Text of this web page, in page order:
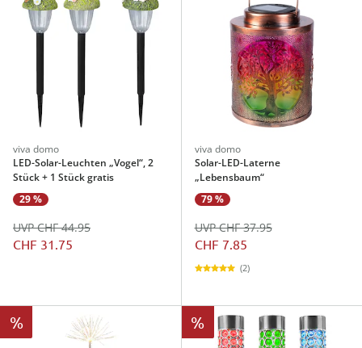
viva domo
LED-Solar-Leuchten „Vogel“, 2
Stück + 1 Stück gratis
29 %
CHF 31.75
UVP CHF 44.95
viva domo
Solar-LED-Laterne
„Lebensbaum“
79 %
CHF 7.85
UVP CHF 37.95
(2)
% %